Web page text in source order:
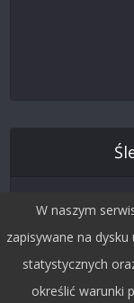
W naszym
zapisywane na
statystycznych
określić warunki